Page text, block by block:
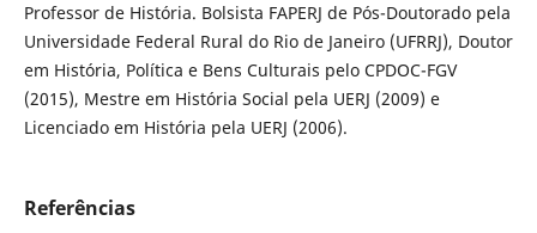
Professor de História. Bolsista FAPERJ de Pós-Doutorado pela
Universidade Federal Rural do Rio de Janeiro (UFRRJ), Doutor
em História, Política e Bens Culturais pelo CPDOC-FGV
(2015), Mestre em História Social pela UERJ (2009) e
Licenciado em História pela UERJ (2006).
Referências